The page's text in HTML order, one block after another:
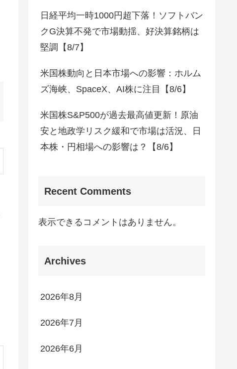
日経平均一時1000円超下落！ソフトバン
クG決算不発で市場動揺、好決算銘柄は
堅調【8/7】
米国株動向と日本市場への影響：ホルム
ズ海峡、SpaceX、AI株に注目【8/6】
米国株S&P500が過去最高値更新！原油
安と地政学リスク緩和で市場は活況、日
本株・円相場への影響は？【8/6】
Recent Comments
表示できるコメントはありません。
Archives
2026年8月
2026年7月
2026年6月